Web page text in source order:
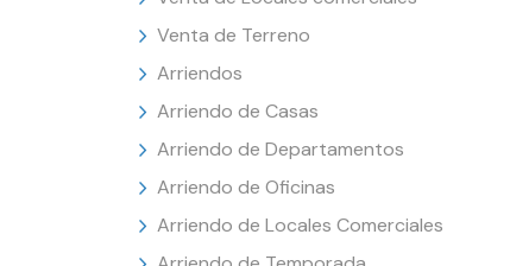
Venta de Terreno
Arriendos
Arriendo de Casas
Arriendo de Departamentos
Arriendo de Oficinas
Arriendo de Locales Comerciales